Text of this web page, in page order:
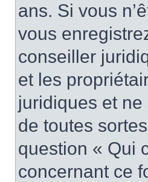
ans. Si vous
vous
conseiller
et les
juridiques et
de toutes
question « Qui
concernant ce